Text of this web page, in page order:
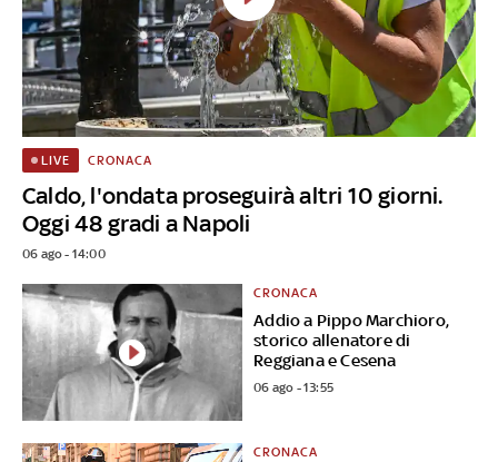
Caldo, l'ondata proseguirà altri 10 giorni.
Oggi 48 gradi a Napoli
LIVE CRONACA
06 ago - 14:00
Addio a Pippo Marchioro,
storico allenatore di
Reggiana e Cesena
CRONACA
06 ago - 13:55
CRONACA